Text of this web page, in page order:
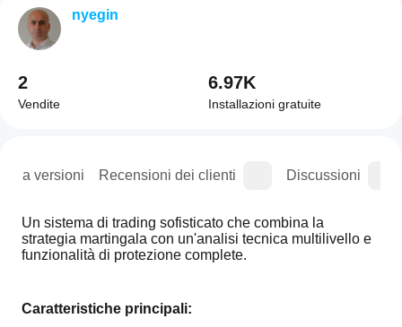
versioni Recensioni dei clienti Discussioni
Un sistema di trading sofisticato che combina la
strategia martingala con un'analisi tecnica multilivello e
funzionalità di protezione complete.
Caratteristiche principali:
nyegin
2
Vendite
6.97K
Installazioni gratuite